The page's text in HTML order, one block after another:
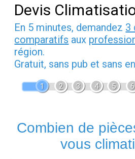
Devis
En 5 minutes, demandez 3
comparatifs aux
région.
Gratuit, sans pub et sans
1 2 3 4 5 6
Combien de
vous